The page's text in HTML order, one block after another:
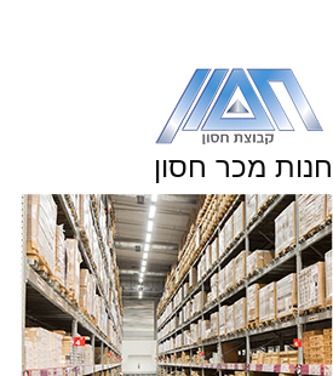
העמוד
חנות מכר חסון